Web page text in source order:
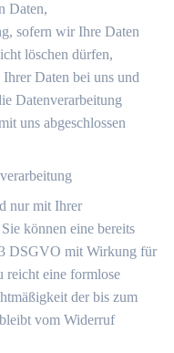
Daten,
sofern wir Ihre Daten
löschen dürfen,
Daten bei uns und
Datenverarbeitung
uns abgeschlossen
nur mit Ihrer
können eine bereits
DSGVO mit Wirkung für
reicht eine formlose
der bis zum
vom Widerruf